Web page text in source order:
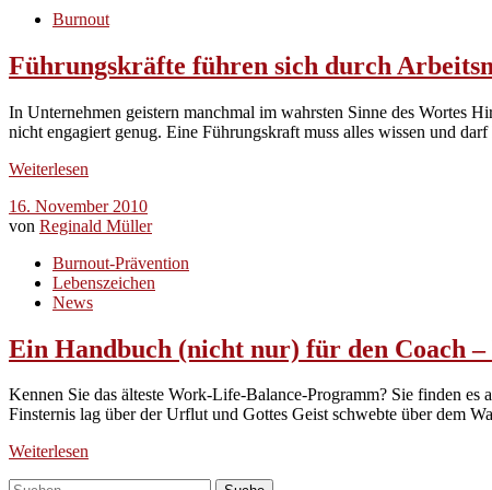
Burnout
Führungskräfte führen sich durch
In Unternehmen geistern manchmal im wahrsten Sinne des Wortes
nicht engagiert genug. Eine Führungskraft muss alles wissen und
Weiterlesen
16. November 2010
von Reginald Müller
Burnout-Prävention
Lebenszeichen
News
Ein Handbuch (nicht nur) für den Coach –
Kennen Sie das älteste Work-Life-Balance-Programm? Sie finden
Finsternis lag über der Urflut und Gottes Geist schwebte über dem
Weiterlesen